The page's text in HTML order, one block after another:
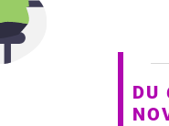
DU